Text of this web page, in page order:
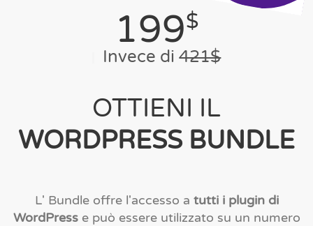
199$
Invece di421$
OTTIENI IL
WORDPRESS BUNDLE
L' Bundle offre l'accesso a tutti i plugin di
WordPresse può essere utilizzato su un numero